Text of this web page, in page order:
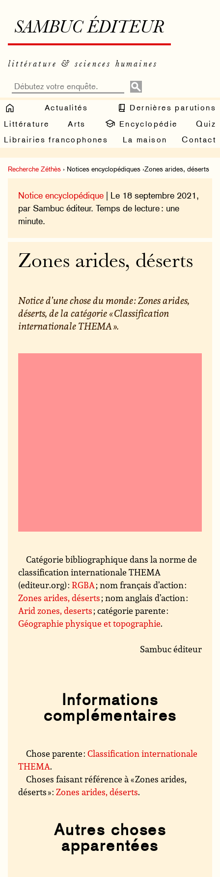
SAMBUC ÉDITEUR
littérature & sciences humaines
Actualités
Dernières parutions
Littérature
Arts Encyclopédie
Quiz
Librairies francophones
La maison Contact
Recherche Zéthès › Notices encyclopédiques ›Zones arides, déserts
Notice encyclopédique | Le 18 septembre 2021,
par Sambuc éditeur. Temps de lecture : une
minute.
Zones arides, déserts
Notice d’une chose du monde : Zones arides,
déserts, de la catégorie « Classification
internationale THEMA ».
Catégorie bibliographique dans la norme de
classification internationale THEMA
(editeur.org) :RGBA; nom français d’action :
Zones arides, déserts; nom anglais d’action :
Arid zones, deserts; catégorie parente :
Géographie physique et topographie.
Sambuc éditeur
Informations
complémentaires
Chose parente :Classification internationale
THEMA.
Choses faisant référence à « Zones arides,
déserts » :Zones arides, déserts.
Autres choses
apparentées